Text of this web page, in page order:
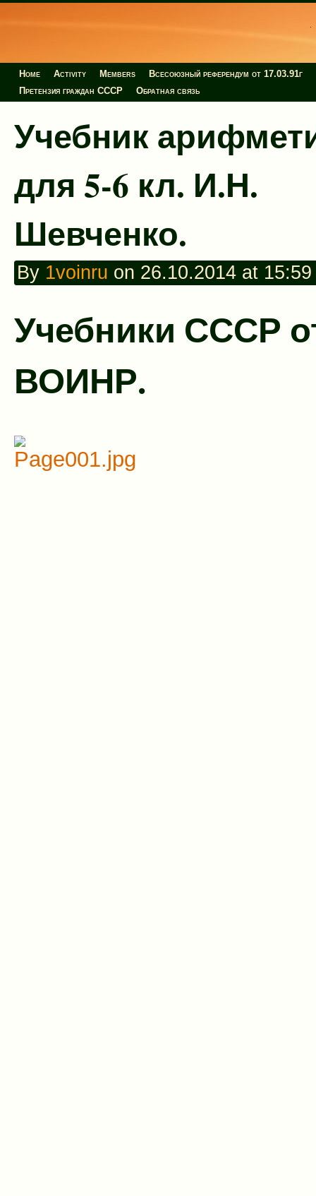
Home Activity Members Всесоюзный референдум от 17.03.91г
Претензия граждан СССР
Обратная связь
Учебник
для 5-6 кл. И.Н.
Шевченко.
By 1voinru on 26.10.2014 at
Учебники СССР
ВОИНР.